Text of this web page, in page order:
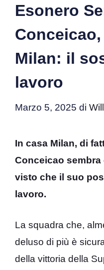
Esonero
Milan: il
lavoro
Marzo 5, 2025 di
In casa Milan, di
Conceicao
visto che il suo
lavoro.
La squadra che,
deluso di più è
della vittoria della